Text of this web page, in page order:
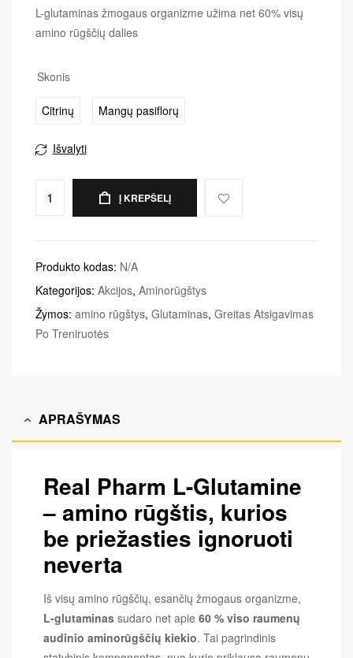
L-glutaminas žmogaus organizme užima net 60% visų
amino rūgščių dalies
Skonis
Citrinų Mangų pasiflorų
Išvalyti
Į KREPŠELĮ
Produkto kodas: N/A
Kategorijos: Akcijos, Aminorūgštys
Žymos: amino rūgštys, Glutaminas, Greitas Atsigavimas
Po Treniruotės
APRAŠYMAS
Real Pharm L-Glutamine
– amino rūgštis, kurios
be priežasties ignoruoti
neverta
Iš visų amino rūgščių, esančių žmogaus organizme,
L-glutaminas sudaro net apie 60 % viso raumenų
audinio aminorūgščių kiekio. Tai pagrindinis